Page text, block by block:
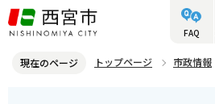
こ
の
FAQ
現在のページ トップページ
市政情報